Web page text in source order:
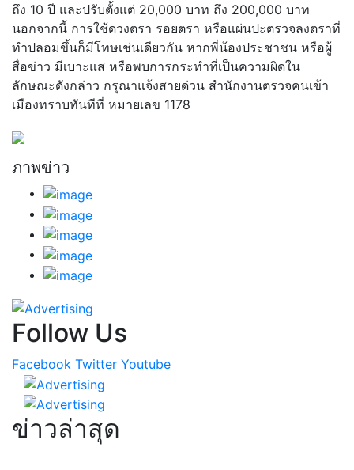
ถึง 10 ปี และปรับตั้งแต่ 20,000 บาท ถึง 200,000 บาท
นอกจากนี้ การใช้ดวงตรา รอยตรา หรือแผ่นปะตรวจลงตราที่
ทำปลอมขึ้นก็มีโทษเช่นเดียวกัน หากพี่น้องประชาชน หรือผู้
สื่อข่าว มีเบาะแส หรือพบการกระทำที่เป็นความผิดใน
ลักษณะดังกล่าว กรุณาแจ้งสายด่วน สำนักงานตรวจคนเข้า
เมืองทราบทันทีที่ หมายเลข 1178
ภาพข่าว
Follow Us
Facebook Twitter Youtube
ข่าวล่าสุด